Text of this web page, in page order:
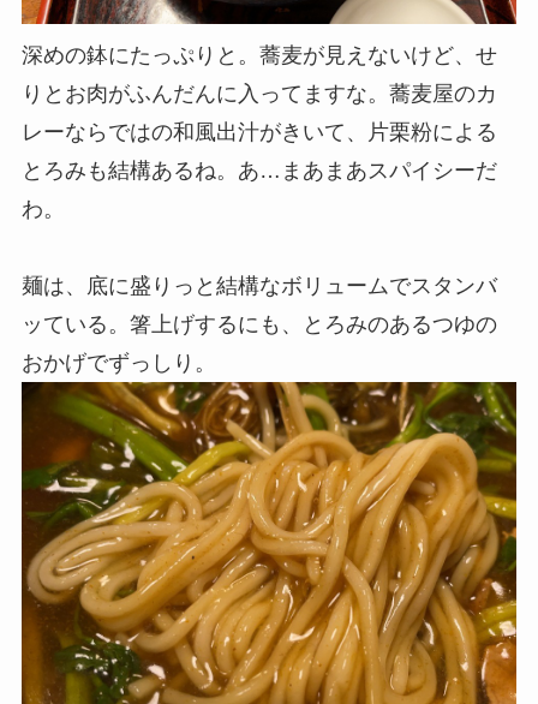
深めの鉢にたっぷりと。蕎麦が見えないけど、せ
りとお肉がふんだんに入ってますな。蕎麦屋のカ
レーならではの和風出汁がきいて、片栗粉による
とろみも結構あるね。あ…まあまあスパイシーだ
わ。
麺は、底に盛りっと結構なボリュームでスタンバ
ッている。箸上げするにも、とろみのあるつゆの
おかげでずっしり。